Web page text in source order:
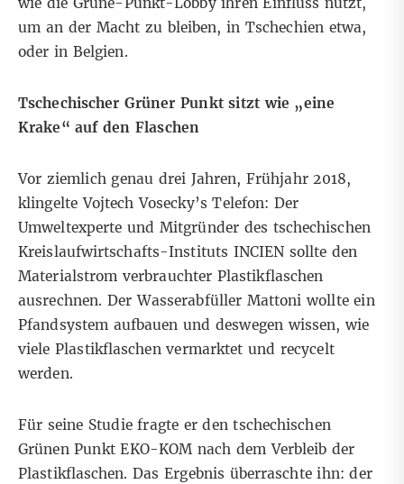
um an der Macht zu bleiben, in Tschechien etwa,
oder in Belgien.
Tschechischer Grüner Punkt sitzt wie „eine
Krake“ auf den Flaschen
Vor ziemlich genau drei Jahren, Frühjahr 2018,
klingelte Vojtech Vosecky’s Telefon: Der
Umweltexperte und Mitgründer des tschechischen
Kreislaufwirtschafts-Instituts INCIEN sollte den
Materialstrom verbrauchter Plastikflaschen
ausrechnen. Der Wasserabfüller Mattoni wollte ein
Pfandsystem aufbauen und deswegen wissen, wie
viele Plastikflaschen vermarktet und recycelt
werden.
Für seine Studie fragte er den tschechischen
Grünen PunktEKO-KOMnach dem Verbleib der
Plastikflaschen. Das Ergebnis überraschte ihn: der